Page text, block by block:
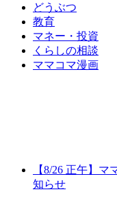
どうぶつ
教育
マネー・投資
くらしの相談
ママコマ漫画
【8/26 正午】マ
知らせ